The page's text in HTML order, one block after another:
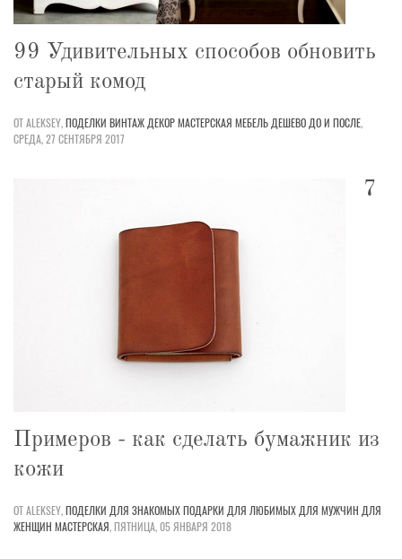
99 Удивительных способов обновить
старый комод
ОТ ALEKSEY,ПОДЕЛКИ ВИНТАЖ ДЕКОРМАСТЕРСКАЯ МЕБЕЛЬ ДЕШЕВО ДО И ПОСЛЕ,
СРЕДА, 27 СЕНТЯБРЯ 2017
7
Примеров - как сделать бумажник из
кожи
ОТ ALEKSEY,ПОДЕЛКИ ДЛЯ ЗНАКОМЫХПОДАРКИ ДЛЯ ЛЮБИМЫХ ДЛЯ МУЖЧИН ДЛЯ
ЖЕНЩИН МАСТЕРСКАЯ,ПЯТНИЦА, 05 ЯНВАРЯ 2018